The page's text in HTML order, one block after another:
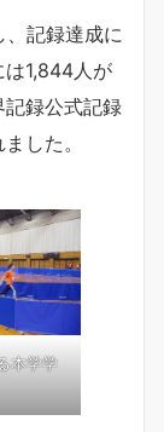
記録達成に
は1,844人が
録公式記録
した。
本学学